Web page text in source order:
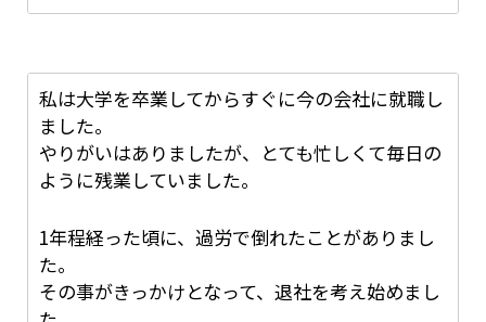
会社としては人員不足で、私を手放すことはリス
クになるとはよく分かっています。
に、社長は届けを受け取りません。
しかたないのでその日は帰りました。
私は大学を卒業してからすぐに今の会社に就職し
ました。
やりがいはありましたが、とても忙しくて毎日の
ように残業していました。
1年程経った頃に、過労で倒れたことがありまし
た。
その事がきっかけとなって、退社を考え始めまし